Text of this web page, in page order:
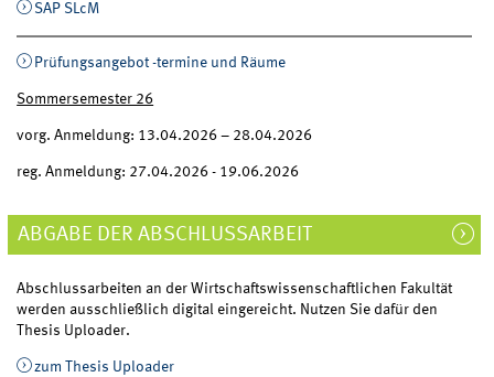
SAP SLcM
Prüfungsangebot -termine und Räume
Sommersemester 26
vorg. Anmeldung: 13.04.2026 – 28.04.2026
reg. Anmeldung: 27.04.2026 - 19.06.2026
ABGABE DER ABSCHLUSSARBEIT
Abschlussarbeiten an der Wirtschaftswissenschaftlichen Fakultät
werden ausschließlich digital eingereicht. Nutzen Sie dafür den
Thesis Uploader.
zum Thesis Uploader